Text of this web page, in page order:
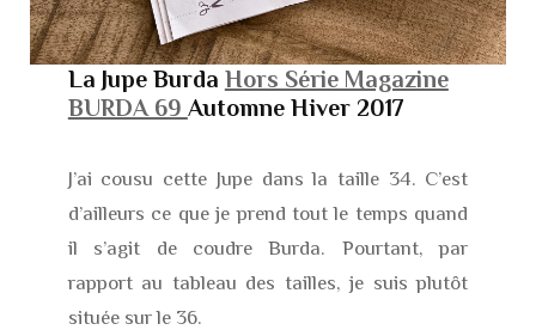
La Jupe Burda Hors Série Magazine
BURDA 69 Automne Hiver 2017
J’ai cousu cette Jupe dans la taille 34. C’est
d’ailleurs ce que je prend tout le temps quand
il s’agit de coudre Burda. Pourtant, par
rapport au tableau des tailles, je suis plutôt
située sur le 36.